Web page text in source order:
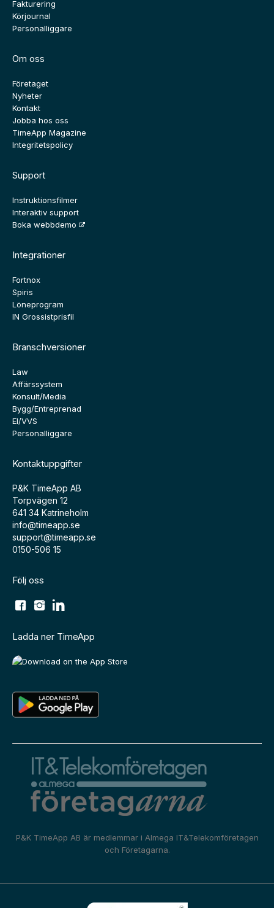
Fakturering
Körjournal
Personalliggare
Om oss
Företaget
Nyheter
Kontakt
Jobba hos oss
TimeApp Magazine
Integritetspolicy
Support
Instruktionsfilmer
Interaktiv support
Boka webbdemo
Integrationer
Fortnox
Spiris
Löneprogram
IN Grossistprisfil
Branschversioner
Law
Affärssystem
Konsult/Media
Bygg/Entreprenad
El/VVS
Personalliggare
Kontaktuppgifter
P&K TimeApp AB
Torpvägen 12
641 34 Katrineholm
info@timeapp.se
support@timeapp.se
0150-506 15
Följ oss
Ladda ner TimeApp
P&K TimeApp AB är medlemmar i Almega IT&Telekomföretagen
och Företagarna.